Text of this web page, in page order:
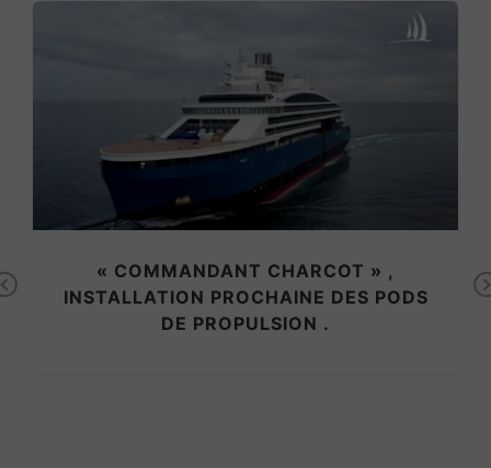
Previous
« COMMANDANT CHARCOT » ,
INSTALLATION PROCHAINE DES PODS
DE PROPULSION .